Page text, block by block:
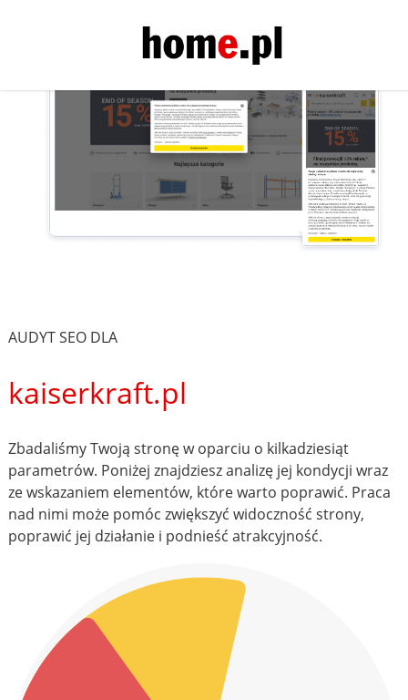
AUDYT SEO DLA
kaiserkraft.pl
Zbadaliśmy Twoją stronę w oparciu o kilkadziesiąt
parametrów. Poniżej znajdziesz analizę jej kondycji wraz
ze wskazaniem elementów, które warto poprawić. Praca
nad nimi może pomóc zwiększyć widoczność strony,
poprawić jej działanie i podnieść atrakcyjność.